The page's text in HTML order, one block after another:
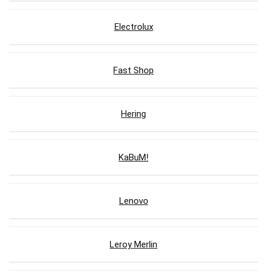
Electrolux
Fast Shop
Hering
KaBuM!
Lenovo
Leroy Merlin